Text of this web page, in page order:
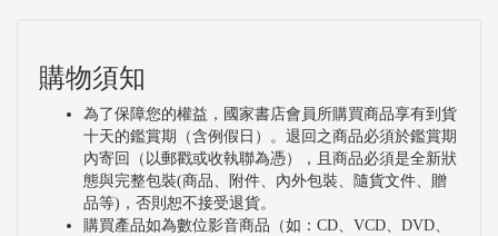
購物須知
為了保障您的權益，國家書店會員所購買商品享有到貨
十天的鑑賞期（含例假日）。退回之商品必須於鑑賞期
內寄回（以郵戳或收執聯為憑），且商品必須是全新狀
態與完整包裝(商品、附件、內外包裝、隨貨文件、贈
品等)，否則恕不接受退貨。
購買產品如為數位影音商品（如：CD、VCD、DVD、